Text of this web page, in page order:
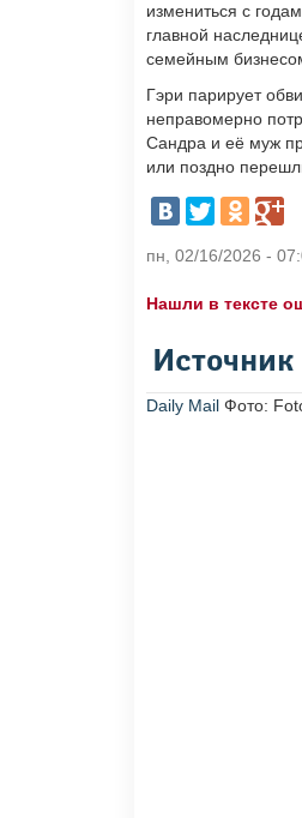
измениться с
главной
семейным
Гэри парирует
неправомерно
Сандра и её муж
или поздно
пн, 02/16/2026 -
Нашли в тексте
Источник
Daily Mail Фото: